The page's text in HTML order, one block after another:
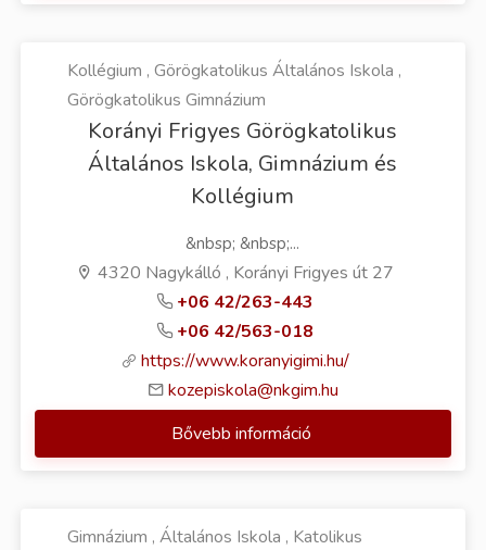
Kollégium , Görögkatolikus Általános Iskola ,
Görögkatolikus Gimnázium
Korányi Frigyes Görögkatolikus
Általános Iskola, Gimnázium és
Kollégium
&nbsp; &nbsp;...
4320 Nagykálló , Korányi Frigyes út 27
+06 42/263-443
+06 42/563-018
https://www.koranyigimi.hu/
kozepiskola@nkgim.hu
Bővebb információ
Gimnázium , Általános Iskola , Katolikus